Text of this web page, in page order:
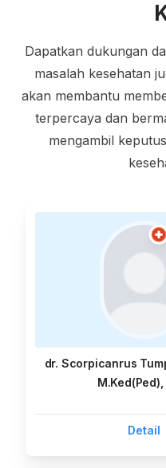
Dapatkan dukungan
masalah kesehatan
akan membantu
terpercaya dan
mengambil
dr. Scorpicanrus
M.Ked(Ped),
Detail